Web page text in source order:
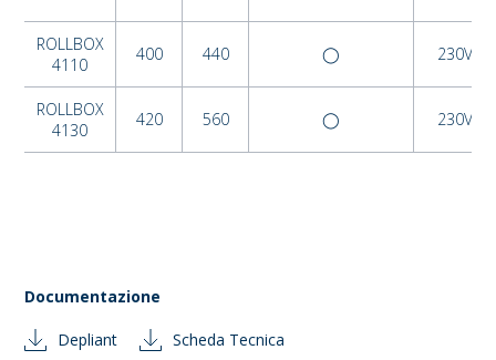
ROLLBOX
4110
400 440 ◯ 230VAC
ROLLBOX
4130
420 560 ◯ 230VAC
Documentazione
Depliant Scheda Tecnica